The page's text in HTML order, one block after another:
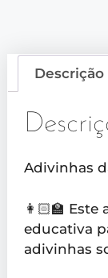
Descrição
Adivinhas
👩🏻‍🏫
educativa
adivinhas